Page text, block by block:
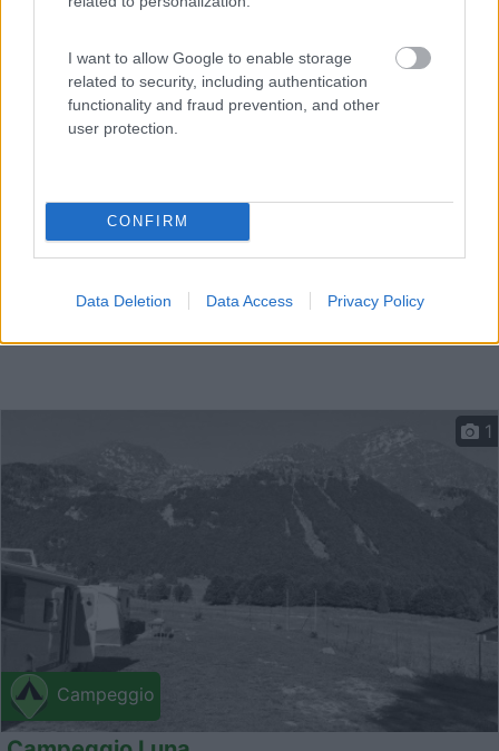
I want to allow Google to enable storage
related to security, including authentication
functionality and fraud prevention, and other
user protection.
CONFIRM
Data Deletion Data Access Privacy Policy
Campeggio piccolo e familiare sul mare, con spiaggia
Grado (GO)
Loc. La Rotta
Campeggio
1